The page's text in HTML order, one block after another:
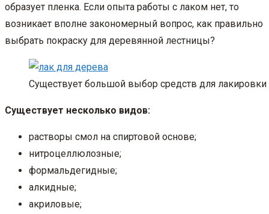
образует пленка. Если опыта работы с лаком нет, то
возникает вполне закономерный вопрос, как правильно
выбрать покраску для деревянной лестницы?
Существует большой выбор средств для
Существует несколько видов:
растворы смол на спиртовой основе;
нитроцеллюлозные;
формальдегидные;
алкидные;
акриловые;